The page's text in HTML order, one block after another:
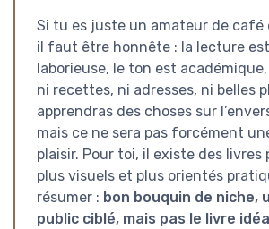
Si tu es juste un amateur de café
il faut être honnête : la lecture
laborieuse, le ton est
ni recettes, ni adresses, ni belles
apprendras des choses sur
mais ce ne sera pas forcément
plaisir. Pour toi, il existe des livres
plus visuels et plus orientés
résumer : bon bouquin de niche,
public ciblé, mais pas le livre